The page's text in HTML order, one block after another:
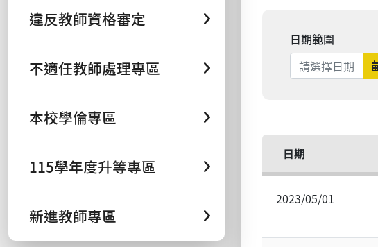
違反教師資格審定
不適任教師處理專區
本校學倫專區
115學年度升等專區
新進教師專區
日期範圍
日期
2023/05/01